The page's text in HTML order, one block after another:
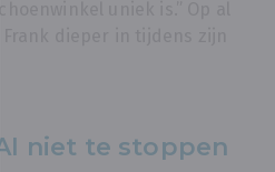
uniek is.” Op al
dieper in tijdens zijn
niet te stoppen